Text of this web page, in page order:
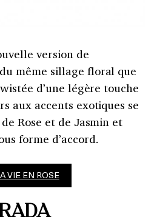
version de
même sillage floral que
d’une légère touche
aux accents exotiques se
Rose et de Jasmin et
forme d’accord.
VIE EN ROSE